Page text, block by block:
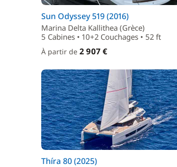
Sun Odyssey 519 (2016)
Marina Delta Kallithea (Grèce)
5 Cabines • 10+2 Couchages • 52 ft
À partir de 2 907 €
Thíra 80 (2025)